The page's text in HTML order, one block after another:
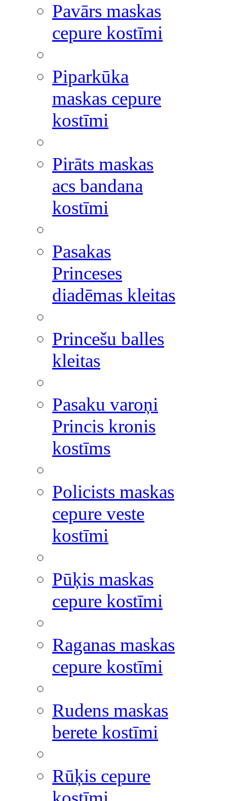
Pavārs maskas
cepure kostīmi
Piparkūka
maskas cepure
kostīmi
Pirāts maskas
acs bandana
kostīmi
Pasakas
Princeses
diadēmas kleitas
Princešu balles
kleitas
Pasaku varoņi
Princis kronis
kostīms
Policists maskas
cepure veste
kostīmi
Pūķis maskas
cepure kostīmi
Raganas maskas
cepure kostīmi
Rudens maskas
berete kostīmi
Rūķis cepure